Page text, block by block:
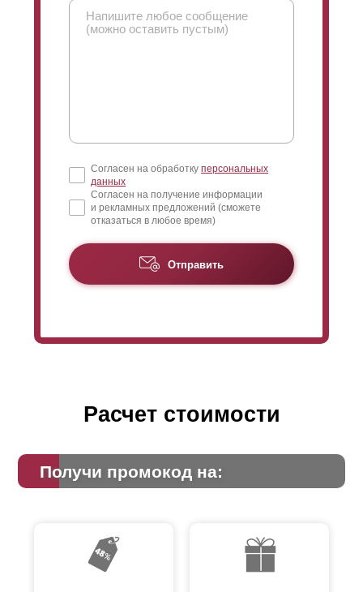
Согласен на обработку персональных
данных
Согласен на получение информации
и рекламных предложений (сможете
отказаться в любое время)
Отправить
Расчет стоимости
Получи промокод на: